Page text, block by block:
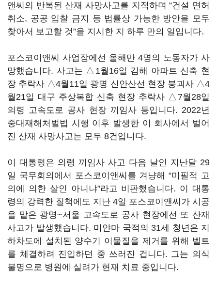
앤씨의 반복된 산재 사망사고를 지적하며 “건설 면허
취소, 공공 입찰 금지 등 법률상 가능한 방안을 모두
찾아서 보고할 것”을 지시한 지 하루 만의 일입니다.
포스코이앤씨 사업장에선 올해만 4명의 노동자가 사
망했습니다. 사고는 △1월16일 김해 아파트 신축 현
장 추락사 △4월11일 광명 신안산선 현장 붕괴사 △4
월21일 대구 주상복합 신축 현장 추락사 △7월28일
의령 고속도로 공사 현장 끼임사 등입니다. 2022년
중대재해처벌법 시행 이후 발생한 이 회사에서 벌어
진 산재 사망사고는 모두 8건입니다.
이 대통령은 의령 끼임사 사고 다음 날인 지난달 29
일 국무회의에서 포스코이앤씨를 겨냥해 “미필적 고
의에 의한 살인 아니냐”라고 비판했습니다. 이 대통
령의 강력한 질책에도 지난 4일 포스코이앤씨가 시공
을 맡은 광명~서울 고속도로 공사 현장에선 또 산재
사고가 발생했습니다. 미얀마 국적의 31세 청년은 지
하차도에 설치된 양수기 이물질을 제거를 위해 벨트
를 체결하려 진입하던 중 쓰러진 겁니다. 그는 의식
불명으로 병원에 실려가 현재 치료 중입니다.